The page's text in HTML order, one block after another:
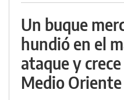
Un buque
hundió en el
ataque y
Medio Oriente